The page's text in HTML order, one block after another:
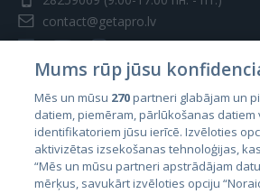
contact@getapro.lv
Страны
Эстония
Латвия
Mums rūp jūsu
Mēs un mūsu 270partneri glabājam un
datiem, piemēram, pārlūkošanas datiem
identifikatoriem jūsu ierīcē. Izvēloties
aktivizētas izsekošanas tehnoloģijas,
“Mēs un mūsu partneri apstrādājam
mērķus, savukārt izvēloties opciju